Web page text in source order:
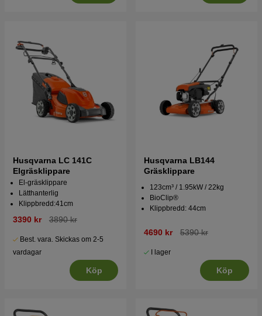
Husqvarna LC 141C
Elgräsklippare
El-gräsklippare
Lätthanterlig
Klippbredd:41cm
3390 kr 3890 kr
Best. vara. Skickas om 2-5
vardagar
Köp
Husqvarna LB144
Gräsklippare
123cm³ / 1.95kW / 22kg
BioClip®
Klippbredd: 44cm
4690 kr 5390 kr
I lager
Köp